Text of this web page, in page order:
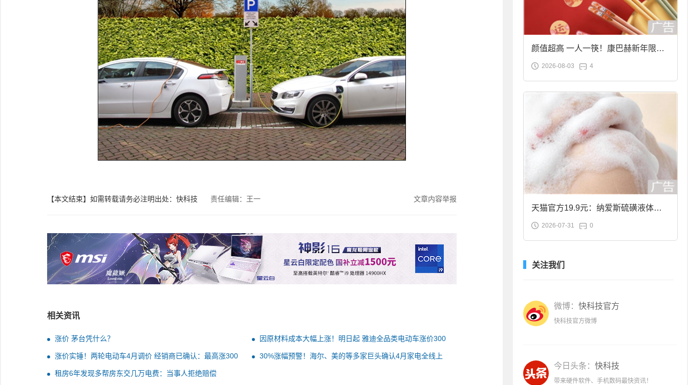
【本文结束】如需转载请务必注明出处：快科技 责任编辑：王一 文章内容举报
相关资讯
涨价 茅台凭什么？
因原材料成本大幅上涨！明日起 雅迪全品类电动车涨价300
涨价实锤！两轮电动车4月调价 经销商已确认：最高涨300
30%涨幅预警！海尔、美的等多家巨头确认4月家电全线上
租房6年发现多帮房东交几万电费：当事人拒绝赔偿
颜值超高 一人一筷！康巴赫新年限定
合金筷子大促：19.9元
2026-08-03 4
天猫官方19.9元：纳爱斯硫磺液体香
皂2斤大促
2026-07-31 0
关注我们
微博： 快科技官方
快科技官方微博
今日头条： 快科技
带来硬件软件、手机数码最快资讯！